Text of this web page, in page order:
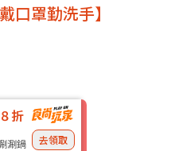
口罩勤洗手】
折
涮鍋
去領取